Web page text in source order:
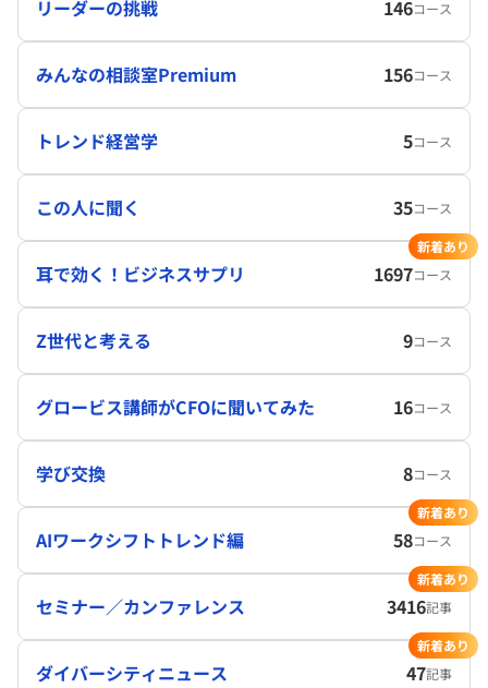
リーダーの挑戦 146コース
みんなの相談室Premium 156コース
トレンド経営学 5コース
この人に聞く 35コース
耳で効く！ビジネスサプリ 1697コース
新着あり
Z世代と考える 9コース
グロービス講師がCFOに聞いてみた 16コース
学び交換 8コース
AIワークシフトトレンド編 58コース
新着あり
セミナー／カンファレンス 3416記事
新着あり
ダイバーシティニュース 47記事
新着あり